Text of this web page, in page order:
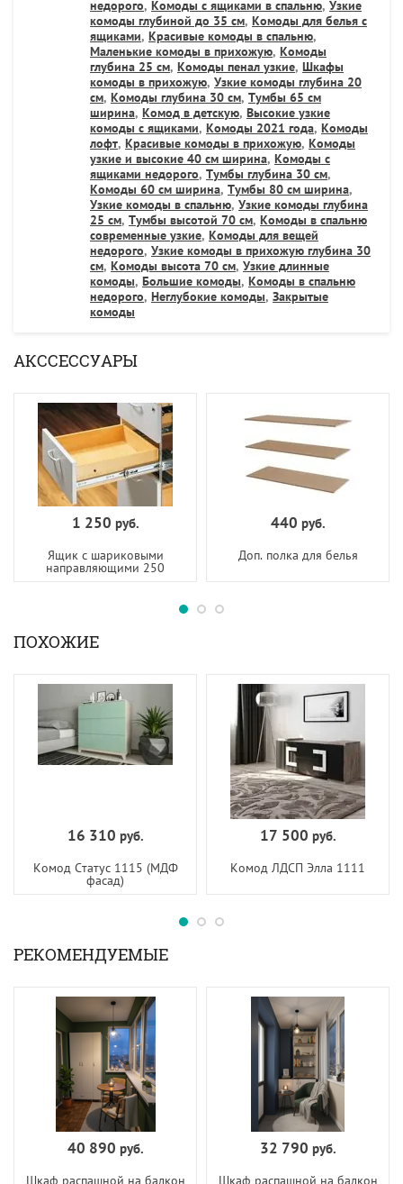
недорого, Комоды с ящиками в спальню, Узкие
комоды глубиной до 35 см, Комоды для белья с
ящиками, Красивые комоды в спальню,
Маленькие комоды в прихожую, Комоды
глубина 25 см, Комоды пенал узкие, Шкафы
комоды в прихожую, Узкие комоды глубина 20
см, Комоды глубина 30 см, Тумбы 65 см
ширина, Комод в детскую, Высокие узкие
комоды с ящиками, Комоды 2021 года, Комоды
лофт, Красивые комоды в прихожую, Комоды
узкие и высокие 40 см ширина, Комоды с
ящиками недорого, Тумбы глубина 30 см,
Комоды 60 см ширина, Тумбы 80 см ширина,
Узкие комоды в спальню, Узкие комоды глубина
25 см, Тумбы высотой 70 см, Комоды в спальню
современные узкие, Комоды для вещей
недорого, Узкие комоды в прихожую глубина 30
см, Комоды высота 70 см, Узкие длинные
комоды, Большие комоды, Комоды в спальню
недорого, Неглубокие комоды, Закрытые
комоды
АКССЕССУАРЫ
1 250 руб.
Ящик с шариковыми
направляющими 250
440 руб.
Доп. полка для белья
ПОХОЖИЕ
16 310 руб.
Комод Статус 1115 (МДФ
фасад)
17 500 руб.
Комод ЛДСП Элла 1111
РЕКОМЕНДУЕМЫЕ
40 890 руб.
Шкаф распашной на балкон
32 790 руб.
Шкаф распашной на балкон